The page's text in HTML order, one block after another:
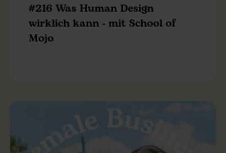
#216 Was Human Design
wirklich kann - mit School of
Mojo